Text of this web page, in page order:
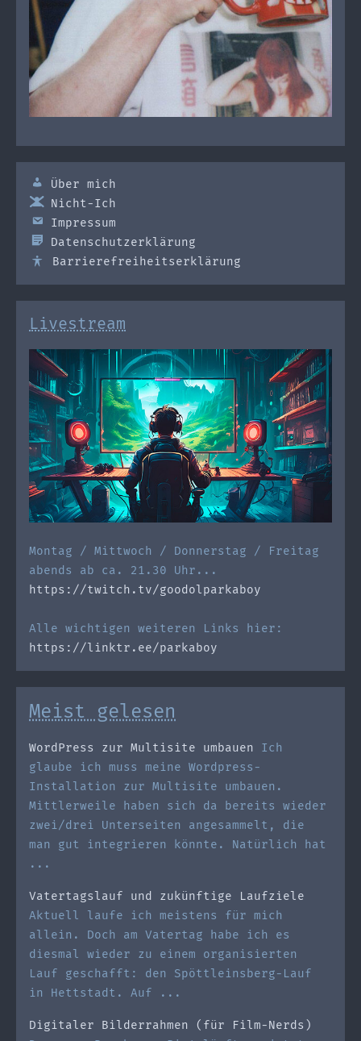
Über mich
Nicht-Ich
Impressum
Datenschutzerklärung
Barrierefreiheitserklärung
Livestream
Montag / Mittwoch / Donnerstag / Freitag
abends ab ca. 21.30 Uhr...
https://twitch.tv/goodolparkaboy
Alle wichtigen weiteren Links hier:
https://linktr.ee/parkaboy
Meist gelesen
WordPress zur Multisite umbauen
Ich
glaube ich muss meine Wordpress-
Installation zur Multisite umbauen.
Mittlerweile haben sich da bereits wieder
zwei/drei Unterseiten angesammelt, die
man gut integrieren könnte. Natürlich hat
...
Vatertagslauf und zukünftige Laufziele
Aktuell laufe ich meistens für mich
allein. Doch am Vatertag habe ich es
diesmal wieder zu einem organisierten
Lauf geschafft: den Spöttleinsberg-Lauf
in Hettstadt. Auf ...
Digitaler Bilderrahmen (für Film-Nerds)